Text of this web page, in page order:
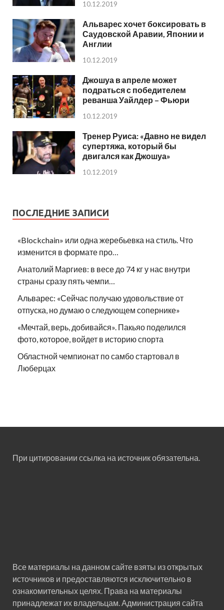
10.12.2019
Альварес хочет боксировать в
Саудовской Аравии, Японии и
Англии
10.12.2019
Джошуа в апреле может
подраться с победителем
реванша Уайлдер – Фьюри
10.12.2019
Тренер Руиса: «Давно не видел
супертяжа, который бы
двигался как Джошуа»
10.12.2019
ПОСЛЕДНИЕ ЗАПИСИ
«Blockchain» или одна жеребьевка на стиль. Что
изменится в формате про…
Анатолий Маргиев: в весе до 74 кг у нас внутри
страны сразу пять чемпи…
Альварес: «Сейчас получаю удовольствие от
отпуска, но думаю о следующем сопернике»
«Мечтай, верь, добивайся». Пакьяо поделился
фото, которое, войдет в историю спорта
Областной чемпионат по самбо стартовал в
Люберцах
При цитировании ссылка на источник обязательна.
Все материалы на данном сайте взяты из открытых
источников и предоставляются исключительно в
ознакомительных целях. Права на материалы
принадлежат их владельцам. Администрация сайта